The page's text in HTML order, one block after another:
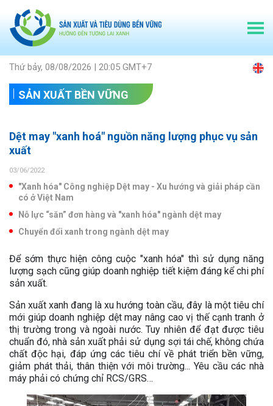
Thứ bảy, 08/08/2026 | 20:05 GMT+7
SẢN XUẤT BỀN VỮNG
Dệt may "xanh hoá" nguồn năng lượng phục vụ sản
xuất
03/06/2022
"Xanh hóa" Công nghiệp Dệt may - Xu hướng và giải pháp cần
có ở Việt Nam
Nỗ lực “săn” đơn hàng và "xanh hóa" ngành dệt may
Chuyển đổi xanh trong ngành dệt may
Để sớm thực hiện công cuộc "xanh hóa" thì sử dụng năng
lượng sạch cũng giúp doanh nghiệp tiết kiệm đáng kể chi phí
sản xuất.
Sản xuất xanh đang là xu hướng toàn cầu, đây là một tiêu chí
mới giúp doanh nghiệp dệt may nâng cao vị thế cạnh tranh ở
thị trường trong và ngoài nước. Tuy nhiên để đạt được tiêu
chuẩn đó, nhà sản xuất phải sử dụng sợi tái chế, không chứa
chất độc hại, đáp ứng các tiêu chí về phát triển bền vững,
giảm phát thải, thân thiện với môi trường... Yêu cầu các nhà
máy phải có chứng chỉ RCS/GRS…